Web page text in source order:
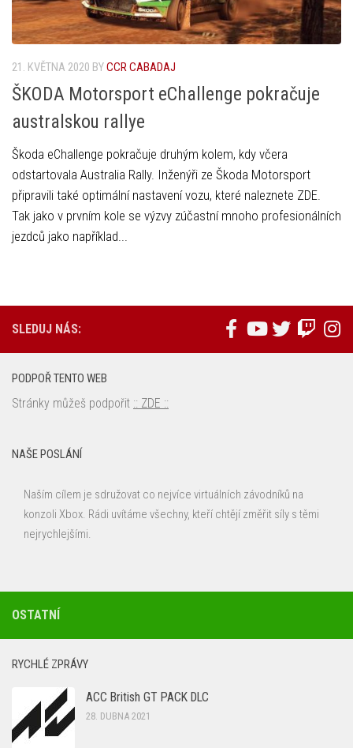
21. KVĚTNA 2020 BYCCR CABADAJ
ŠKODA Motorsport eChallenge pokračuje
australskou rallye
Škoda eChallenge pokračuje druhým kolem, kdy včera
odstartovala Australia Rally. Inženýři ze Škoda Motorsport
připravili také optimální nastavení vozu, které naleznete ZDE.
Tak jako v prvním kole se výzvy zúčastní mnoho profesionálních
jezdců jako například...
SLEDUJ NÁS:
PODPOŘ TENTO WEB
Stránky můžeš podpořit :: ZDE ::
NAŠE POSLÁNÍ
Naším cílem je sdružovat co nejvíce virtuálních závodníků na
konzoli Xbox. Rádi uvítáme všechny, kteří chtějí změřit síly s těmi
nejrychlejšími.
OSTATNÍ
RYCHLÉ ZPRÁVY
ACC British GT PACK DLC
28. DUBNA 2021